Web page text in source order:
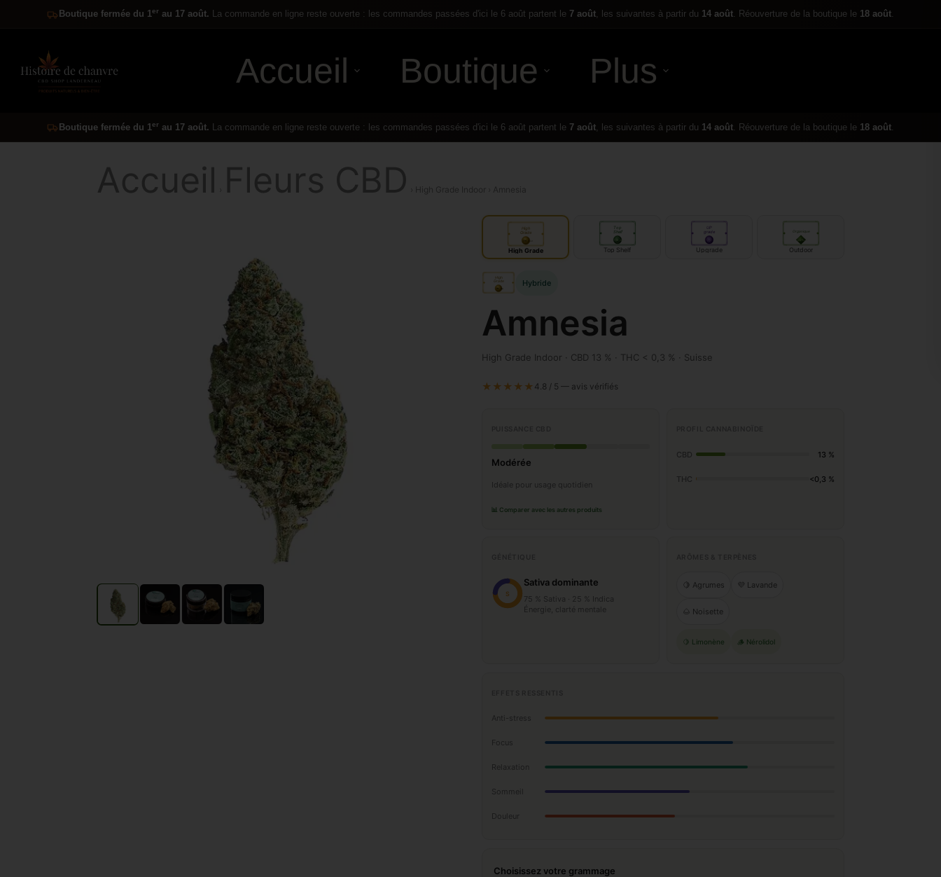
Boutique fermée du 1er au 17 août. La commande en ligne reste ouverte : les commandes passées d'ici le 6 août partent le 7 août, les suivantes à partir du 14 août. Réouverture de la boutique le 18 août.
Accueil Boutique Plus
Boutique fermée du 1er au 17 août. La commande en ligne reste ouverte : les commandes passées d'ici le 6 août partent le 7 août , les suivantes à partir du 14 août . Réouverture de la boutique le 18 août
Accueil Fleurs CBD › High Grade Indoor › Amnesia
High
Grade
IN
High Grade
Top
Shelf
Top Shelf
grade
Upgrade
Organique
Outdoor
High
Grade Hybride
Amnesia
High Grade Indoor · CBD 13 % · THC < 0,3 % · Suisse
★★★★★ 4.8 / 5 — avis vérifiés
Modérée
Idéale pour usage quotidien
📊 Comparer avec les autres produits
CBD 13 %
THC <0,3 %
S
Sativa dominante
75 % Sativa · 25 % Indica
Énergie, clarté mentale
🍋 Agrumes 💜 Lavande
🌰 Noisette
🍋 Limonène 🪵 Nérolidol
Anti-stress
Focus
Relaxation
Sommeil
Douleur
Choisissez votre grammage